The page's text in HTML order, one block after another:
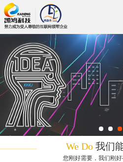
We Do 我们
您刚好需要，我们刚